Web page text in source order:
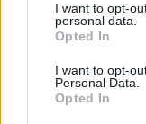
not limited to your
grant or deny
use your data for
consent section.
I want to opt-
personal data.
Opted In
I want to opt-
Personal Data.
Opted In